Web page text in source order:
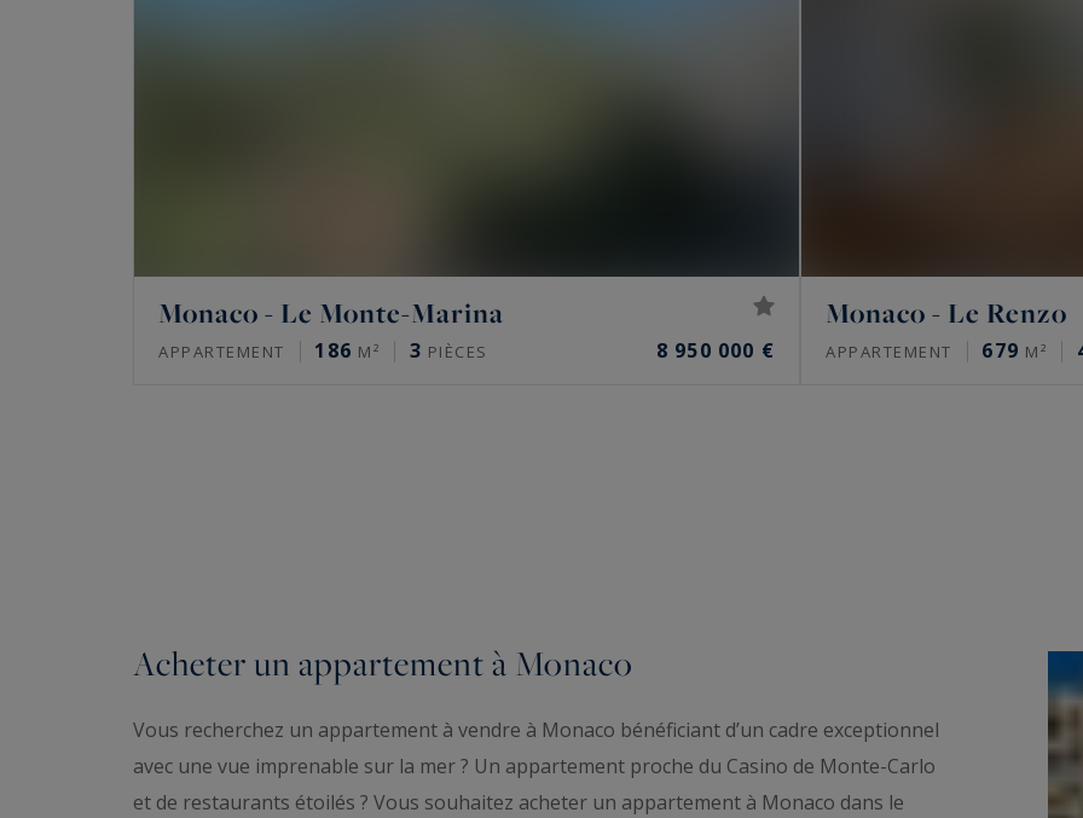
Monaco - Le Monte-Marina
APPARTEMENT 186 M² 3 PIÈCES 8 950 000 €
Monaco - Le Renzo
APPARTEMENT 679 M²
Acheter un appartement à Monaco
Vous recherchez un appartement à vendre à Monaco bénéficiant d’un cadre exceptionnel
avec une vue imprenable sur la mer ? Un appartement proche du Casino de Monte-Carlo
et de restaurants étoilés ? Vous souhaitez acheter un appartement à Monaco dans le